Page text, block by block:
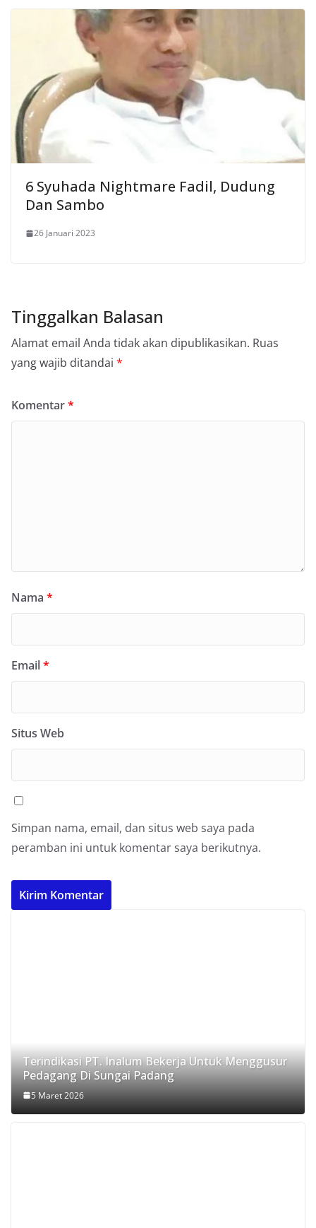
6 Syuhada Nightmare Fadil, Dudung
Dan Sambo
26 Januari 2023
Tinggalkan Balasan
Alamat email Anda tidak akan dipublikasikan. Ruas
yang wajib ditandai *
Komentar*
Nama *
Email*
Situs Web
Simpan nama, email, dan situs web saya pada
peramban ini untuk komentar saya berikutnya.
Terindikasi PT. Inalum Bekerja Untuk Menggusur
Pedagang Di Sungai Padang
5 Maret 2026